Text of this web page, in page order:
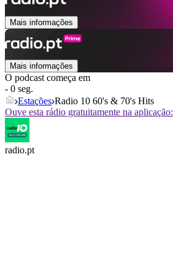
Mais informações
Mais informações
O podcast começa em
- 0 seg.
Estações Radio 10 60's & 70's Hits
Ouve esta rádio gratuitamente na aplicação:
radio.pt